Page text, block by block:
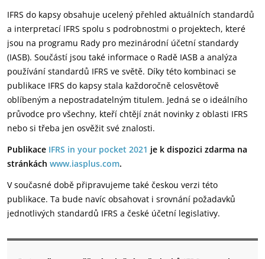
IFRS do kapsy obsahuje ucelený přehled aktuálních standardů
a interpretací IFRS spolu s podrobnostmi o projektech, které
jsou na programu Rady pro mezinárodní účetní standardy
(IASB). Součástí jsou také informace o Radě IASB a analýza
používání standardů IFRS ve světě. Díky této kombinaci se
publikace IFRS do kapsy stala každoročně celosvětově
oblíbeným a nepostradatelným titulem. Jedná se o ideálního
průvodce pro všechny, kteří chtějí znát novinky z oblasti IFRS
nebo si třeba jen osvěžit své znalosti.
Publikace IFRS in your pocket 2021 je k dispozici zdarma na
stránkách www.iasplus.com.
V současné době připravujeme také českou verzi této
publikace. Ta bude navíc obsahovat i srovnání požadavků
jednotlivých standardů IFRS a české účetní legislativy.